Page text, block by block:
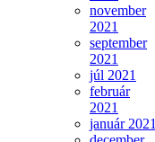
november
2021
september
2021
júl 2021
február
2021
január 2021